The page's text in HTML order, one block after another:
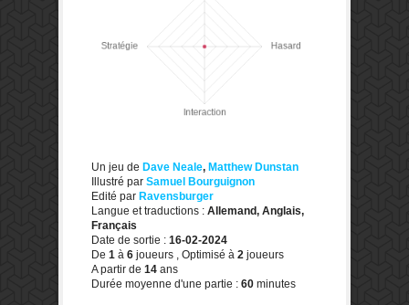
Un jeu de Dave Neale, Matthew Dunstan
Illustré par Samuel Bourguignon
Edité par Ravensburger
Langue et traductions : Allemand, Anglais,
Français
Date de sortie : 16-02-2024
De 1 à 6 joueurs , Optimisé à 2 joueurs
A partir de 14 ans
Durée moyenne d'une partie : 60 minutes